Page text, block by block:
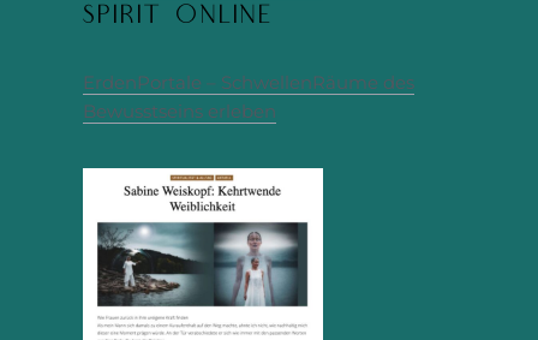
Spirit Online
ErdenPortale – SchwellenRäume des
Bewusstseins erleben